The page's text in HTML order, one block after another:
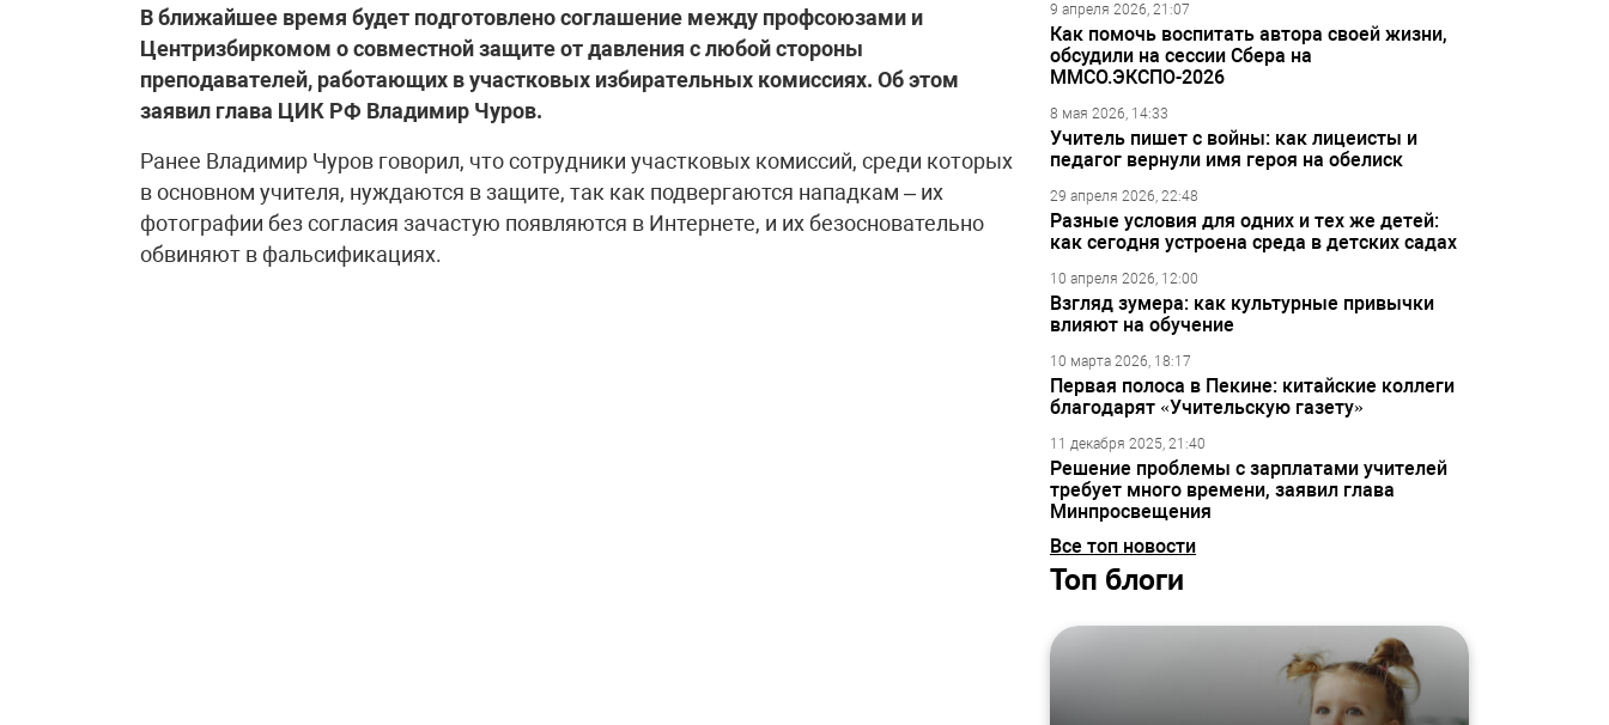
В ближайшее время будет подготовлено соглашение между профсоюзами и
Центризбиркомом о совместной защите от давления с любой стороны
преподавателей, работающих в участковых избирательных комиссиях. Об этом
заявил глава ЦИК РФ Владимир Чуров.
Ранее Владимир Чуров говорил, что сотрудники участковых комиссий, среди которых
в основном учителя, нуждаются в защите, так как подвергаются нападкам – их
фотографии без согласия зачастую появляются в Интернете, и их безосновательно
обвиняют в фальсификациях.
9 апреля 2026, 21:07
Как помочь воспитать автора своей жизни,
обсудили на сессии Сбера на
ММСО.ЭКСПО-2026
8 мая 2026, 14:33
Учитель пишет с войны: как лицеисты и
педагог вернули имя героя на обелиск
29 апреля 2026, 22:48
Разные условия для одних и тех же детей:
как сегодня устроена среда в детских садах
10 апреля 2026, 12:00
Взгляд зумера: как культурные привычки
влияют на обучение
10 марта 2026, 18:17
Первая полоса в Пекине: китайские коллеги
благодарят «Учительскую газету»
11 декабря 2025, 21:40
Решение проблемы с зарплатами учителей
требует много времени, заявил глава
Минпросвещения
Все топ новости
Топ блоги